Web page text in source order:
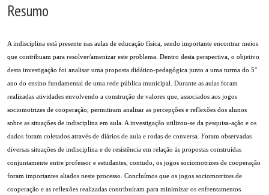
Resumo
A indisciplina está presente nas aulas de educação física, sendo importante encontrar meios
que contribuam para resolver/amenizar este problema. Dentro desta perspectiva, o objetivo
desta investigação foi analisar uma proposta didático-pedagógica junto a uma turma do 5°
ano do ensino fundamental de uma rede pública municipal. Durante as aulas foram
realizadas atividades envolvendo a construção de valores que, associados aos jogos
sociomotrizes de cooperação, permitiram analisar as percepções e reflexões dos alunos
sobre as situações de indisciplina em aula. A investigação utilizou-se da pesquisa-ação e os
dados foram coletados através de diários de aula e rodas de conversa. Foram observadas
diversas situações de indisciplina e de resistência em relação às propostas construídas
conjuntamente entre professor e estudantes, contudo, os jogos sociomotrizes de cooperação
foram importantes aliados neste processo. Concluímos que os jogos sociomotrizes de
cooperação e as reflexões realizadas contribuíram para minimizar os enfrentamentos